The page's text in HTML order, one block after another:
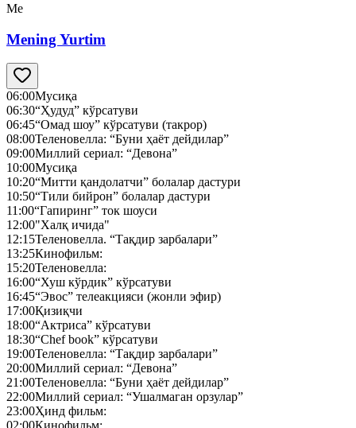
Me
Mening Yurtim
06:00Мусиқа
06:30“Ҳудуд” кўрсатуви
06:45“Омад шоу” кўрсатуви (такрор)
08:00Теленовелла: “Буни ҳаёт дейдилар”
09:00Миллий сериал: “Девона”
10:00Мусиқа
10:20“Митти қандолатчи” болалар дастури
10:50“Тили бийрон” болалар дастури
11:00“Гапиринг” ток шоуси
12:00"Халқ ичида"
12:15Теленовелла. “Тақдир зарбалари”
13:25Кинофильм:
15:20Теленовелла:
16:00“Хуш кўрдик” кўрсатуви
16:45“Эвос” телеакцияси (жонли эфир)
17:00Қизиқчи
18:00“Актриса” кўрсатуви
18:30“Chef book” кўрсатуви
19:00Теленовелла: “Тақдир зарбалари”
20:00Миллий сериал: “Девона”
21:00Теленовелла: “Буни ҳаёт дейдилар”
22:00Миллий сериал: “Ушалмаган орзулар”
23:00Ҳинд фильм: